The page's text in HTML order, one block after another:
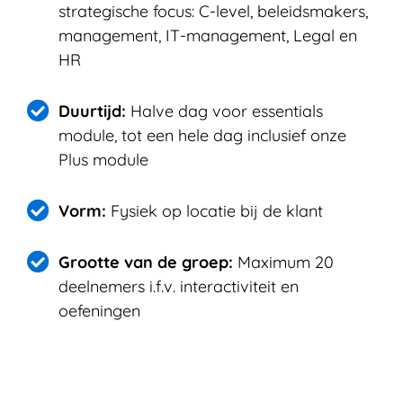
strategische focus: C-level, beleidsmakers,
management, IT-management, Legal en
HR
Duurtijd: Halve dag voor essentials
module, tot een hele dag inclusief onze
Plus module
Vorm: Fysiek op locatie bij de klant
Grootte van de groep: Maximum 20
deelnemers i.f.v. interactiviteit en
oefeningen